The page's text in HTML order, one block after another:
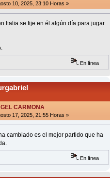
10, 2025, 23:10 Horas »
Italia se fije en él algún día para jugar
En línea
CARMONA
17, 2025, 21:55 Horas »
cambiado es el mejor partido que ha
En línea